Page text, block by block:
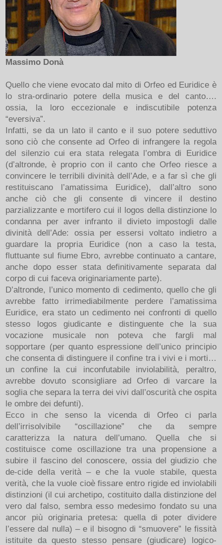
Massimo Donà
Quello che viene evocato dal mito di Orfeo ed Euridice è
lo stra-ordinario potere della musica e del canto….
ossia, la loro eccezionale e indiscutibile potenza
“eversiva”.
Infatti, se da un lato il canto e il suo potere seduttivo
sono ciò che consente ad Orfeo di infrangere la regola
del silenzio cui era stata relegata l’ombra di Euridice
(d’altronde, è proprio con il canto che Orfeo riesce a
convincere le terribili divinità dell’Ade, e a far sì che gli
restituiscano l’amatissima Euridice), dall’altro sono
anche ciò che gli consente di vincere il destino
parzializzante e mortifero cui il logos della distinzione lo
condanna per aver infranto il divieto impostogli dalle
divinità dell’Ade: ossia per essersi voltato indietro a
guardare la propria Euridice (non a caso la testa,
fluttuante sul fiume Ebro, avrebbe continuato a cantare,
anche dopo esser stata definitivamente separata dal
corpo di cui faceva originariamente parte).
D’altronde, l’unico momento di cedimento, quello che gli
avrebbe fatto irrimediabilmente perdere l’amatissima
Euridice, era stato un cedimento nei confronti di quello
stesso logos giudicante e distinguente che la sua
vocazione musicale non poteva che fargli mal
sopportare (per quanto espressione dell’unico principio
che consenta di distinguere il confine tra i vivi e i morti…
un confine la cui inconfutabile inviolabilità, peraltro,
avrebbe dovuto sconsigliare ad Orfeo di varcare la
soglia che separa la terra dei vivi dall’oscurità che ospita
le ombre dei defunti).
Ecco in che senso la vicenda di Orfeo ci parla
dell’irrisolvibile “oscillazione” che da sempre
caratterizza la natura dell’umano. Quella che si
costituisce come oscillazione tra una propensione a
subire il fascino del conoscere, ossia del giudizio che
de-cide della verità – e che la vuole stabile, questa
verità, che la vuole cioè fissare entro rigide ed inviolabili
distinzioni (il cui archetipo, costituito dalla distinzione del
vero dal falso, sembra esso medesimo fondato su una
ancor più originaria pretesa: quella di poter dividere
l’essere dal nulla) – e il bisogno di “smuovere” le fissità
istituite da questo stesso pensare (giudicare) logico-